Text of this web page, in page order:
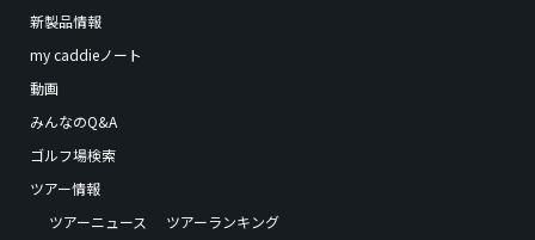
新製品情報
my caddieノート
動画
みんなのQ&A
ゴルフ場検索
ツアー情報
ツアーニュース
ツアーランキング